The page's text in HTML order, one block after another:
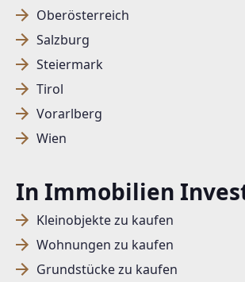
Oberösterreich
Salzburg
Steiermark
Tirol
Vorarlberg
Wien
In Immobilien
Kleinobjekte zu kaufen
Wohnungen zu kaufen
Grundstücke zu kaufen